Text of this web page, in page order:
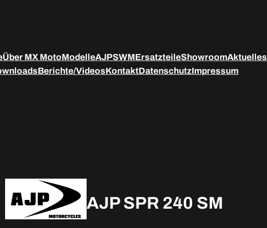
Über MX MotoModelleAJPSWMErsatzteileShowroomAktuelles
Berichte/VideosKontaktDatenschutzImpressum
AJP SPR 240 SM